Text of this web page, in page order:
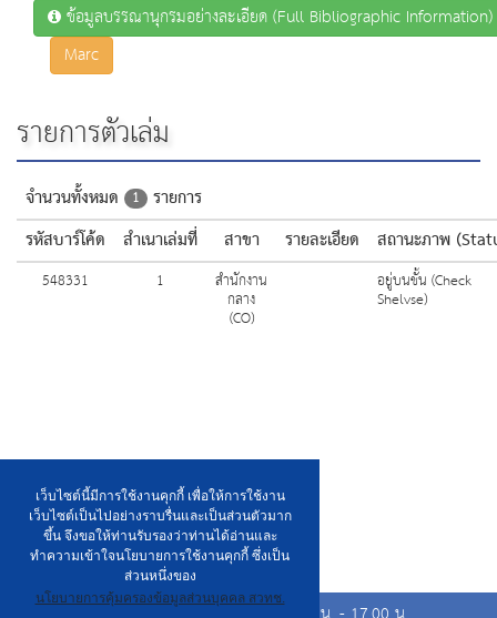
เว็บไซต์นี้มีการใช้งานคุกกี้ เพื่อให้การใช้งาน
เว็บไซต์เป็นไปอย่างราบรื่นและเป็นส่วนตัวมาก
ขึ้น จึงขอให้ท่านรับรองว่าท่านได้อ่านและ
ทำความเข้าใจนโยบายการใช้งานคุกกี้ ซึ่งเป็น
ส่วนหนึ่งของ
นโยบายการคุ้มครองข้อมูลส่วนบุคคล สวทช.
ข้อมูลบรรณานุกรมอย่างละเอียด (Full Bibliographic Information)
Marc
รายการตัวเล่ม
จำนวนทั้งหมด 1 รายการ
รหัสบาร์โค้ด
สำเนาเล่มที่ สาขา รายละเอียด สถานะภาพ
548331 1 สำนักงาน
กลาง
(CO)
อยู่บนชั้น (Check
Shelvse)